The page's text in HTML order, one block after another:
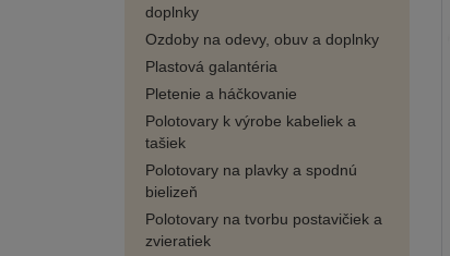
doplnky
Ozdoby na odevy, obuv a doplnky
Plastová galantéria
Pletenie a háčkovanie
Polotovary k výrobe kabeliek a
tašiek
Polotovary na plavky a spodnú
bielizeň
Polotovary na tvorbu postavičiek a
zvieratiek